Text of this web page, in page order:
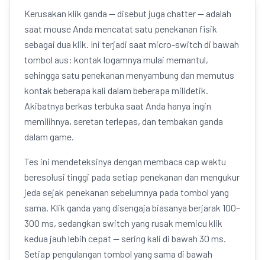
Kerusakan klik ganda — disebut juga chatter — adalah
saat mouse Anda mencatat satu penekanan fisik
sebagai dua klik. Ini terjadi saat micro-switch di bawah
tombol aus: kontak logamnya mulai memantul,
sehingga satu penekanan menyambung dan memutus
kontak beberapa kali dalam beberapa milidetik.
Akibatnya berkas terbuka saat Anda hanya ingin
memilihnya, seretan terlepas, dan tembakan ganda
dalam game.
Tes ini mendeteksinya dengan membaca cap waktu
beresolusi tinggi pada setiap penekanan dan mengukur
jeda sejak penekanan sebelumnya pada tombol yang
sama. Klik ganda yang disengaja biasanya berjarak 100–
300 ms, sedangkan switch yang rusak memicu klik
kedua jauh lebih cepat — sering kali di bawah 30 ms.
Setiap pengulangan tombol yang sama di bawah